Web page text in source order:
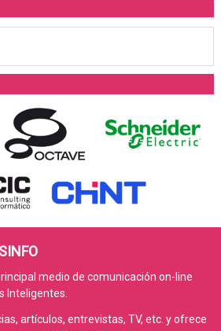
medio de comunicación on-line
Inteligentes.
artículos, entrevistas, TV, etc. y ofrece